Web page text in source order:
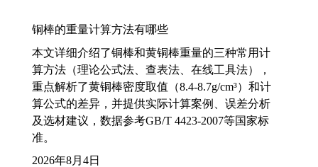
铜棒的重量计算方法有哪些
本文详细介绍了铜棒和黄铜棒重量的三种常用计
算方法（理论公式法、查表法、在线工具法），
重点解析了黄铜棒密度取值（8.4-8.7g/cm³）和计
算公式的差异，并提供实际计算案例、误差分析
及选材建议，数据参考GB/T 4423-2007等国家标
准。
2026年8月4日